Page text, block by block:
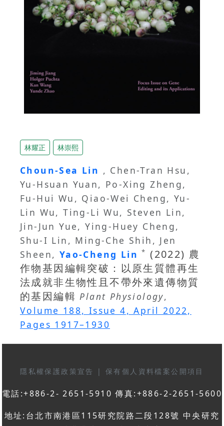
林耀正 林崇熙
Choun-Sea Lin , Chen-Tran Hsu,
Yu-Hsuan Yuan, Po-Xing Zheng,
Fu-Hui Wu, Qiao-Wei Cheng, Yu-
Lin Wu, Ting-Li Wu, Steven Lin,
Jin-Jun Yue, Ying-Huey Cheng,
Shu-I Lin, Ming-Che Shih, Jen
Sheen, Yao-Cheng Lin* (2022) 農
作物基因編輯突破：以原生質體再生
法成就非生物性且不帶外來遺傳物質
的基因編輯Plant Physiology,
Volume 188, Issue 4, April 2022,
Pages 1917–1930
隱私權保護政策宣告 | 保有個人資料檔案公開項目
電話:+886-2- 2651-5910 傳真:+886-2-2651-5600
地址:台北市南港區115研究院路二段128號 中央研究